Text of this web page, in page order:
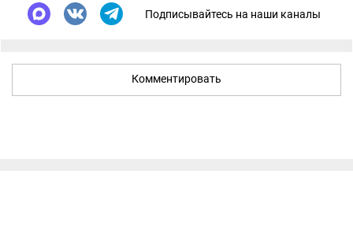
Подписывайтесь на наши каналы
Комментировать